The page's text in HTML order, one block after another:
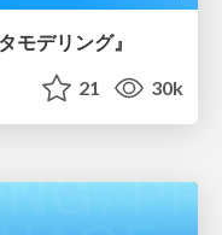
モデリング』
21 30k